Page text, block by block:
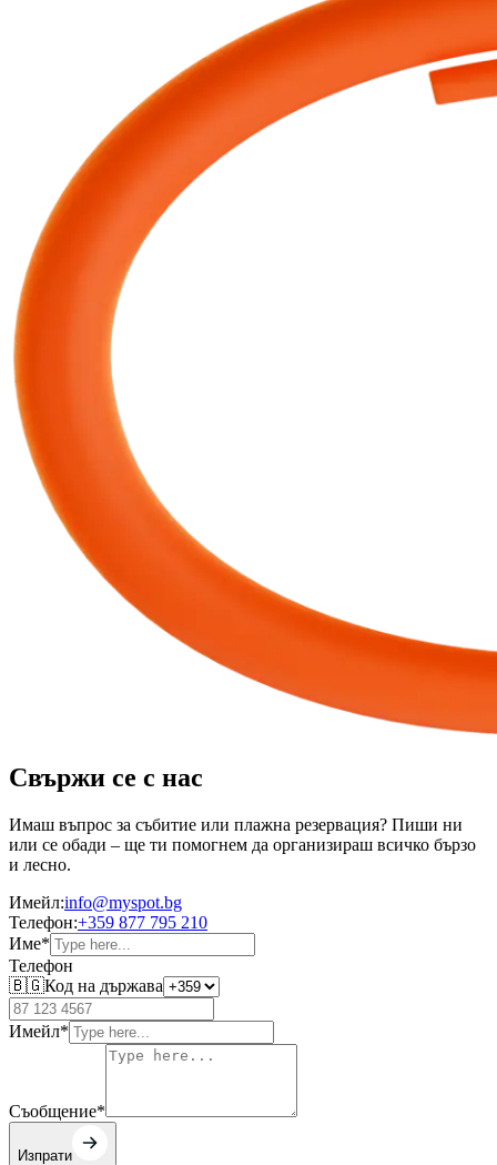
Свържи се с нас
Имаш въпрос за събитие или плажна резервация? Пиши ни
или се обади – ще ти помогнем да организираш всичко бързо
и лесно.
Имейл:info@myspot.bg
Телефон:+359 877 795 210
Име*
Телефон
🇧🇬Код на държава
Имейл*
Съобщение*
Изпрати